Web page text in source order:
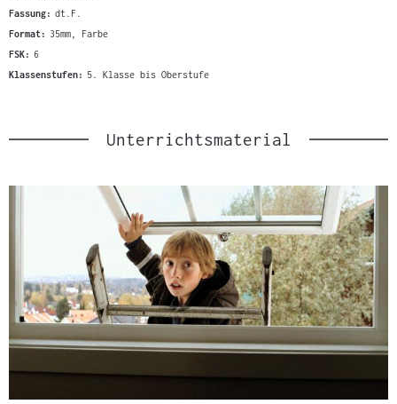
Fassung: dt.F.
Format: 35mm, Farbe
FSK: 6
Klassenstufen: 5. Klasse bis Oberstufe
Unterrichtsmaterial